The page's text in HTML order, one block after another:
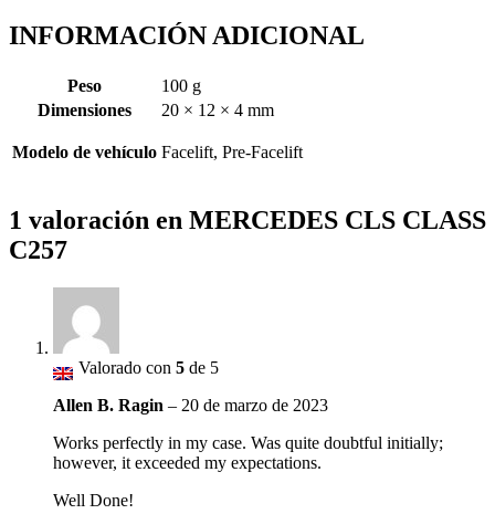
INFORMACIÓN ADICIONAL
Peso
100 g
Dimensiones
20 × 12 × 4 mm
Modelo de vehículo Facelift, Pre-Facelift
1 valoración en MERCEDES CLS CLASS
C257
Valorado con 5 de 5
Allen B. Ragin – 20 de marzo de 2023
Works perfectly in my case. Was quite doubtful initially;
however, it exceeded my expectations.
Well Done!